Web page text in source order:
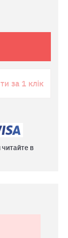
за 1 клік
в